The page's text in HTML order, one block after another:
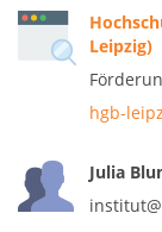
Leipzig)
hgb-
Julia